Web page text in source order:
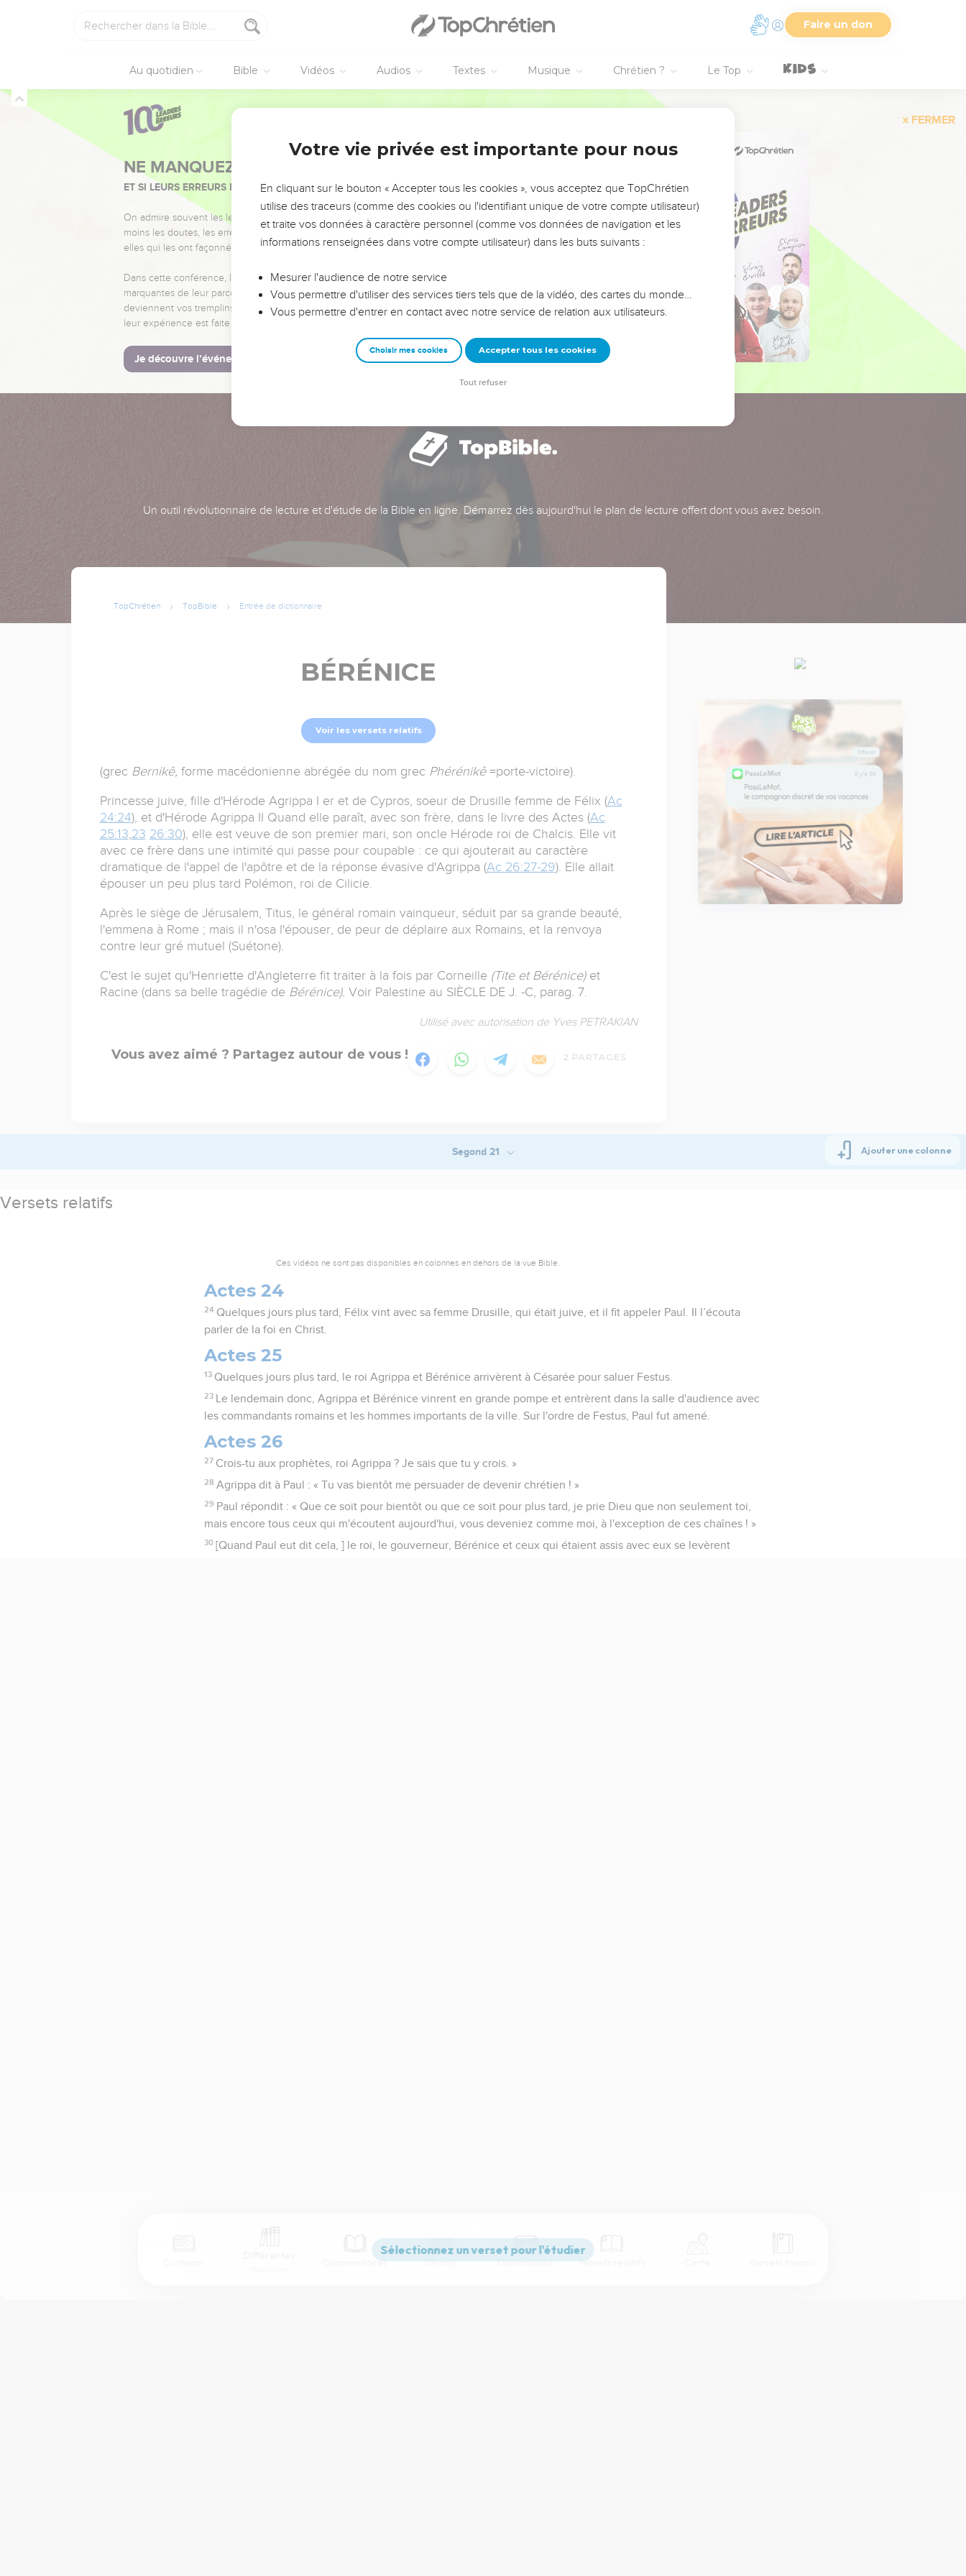
Faire un don
Au quotidien Bible Vidéos Audios Textes Musique Chrétien ? Le Top
FERMER
NE MANQUEZ PAS L’ÉVÉNEMENT DE L’ANNÉE !
ET SI LEURS ERREURS POUVAIENT VOUS ÉVITER LES VOTRES ?
On admire souvent les leaders pour leurs réussites, leur impact, leur foi ou leur vision. Mais on voit
moins les doutes, les erreurs et les saisons difficiles qu'ils ont traversés, alors même que ce sont
elles qui les ont façonnés.
Dans cette conférence, leaders, entrepreneurs, et responsables reviennent sur les erreurs
marquantes de leur parcours et les clés pour avancer avec plus de sagesse afin que leurs erreurs
deviennent vos tremplins. Que vous guidiez un ministère, une équipe, un groupe ou une famille,
leur expérience est faite pour vous.
Je découvre l’événement
Un outil révolutionnaire de lecture et d'étude de la Bible en ligne. Démarrez dès aujourd'hui le plan de lecture offert dont vous avez besoin.
TopChrétien TopBible Entrée de dictionnaire
BÉRÉNICE
Voir les versets relatifs
(grec Bernikê, forme macédonienne abrégée du nom grec Phérénikê =porte-victoire).
Princesse juive, fille d'Hérode Agrippa I er et de Cypros, soeur de Drusille femme de Félix (Ac
24:24), et d'Hérode Agrippa II Quand elle paraît, avec son frère, dans le livre des Actes (Ac
25:13 23 26:30), elle est veuve de son premier mari, son oncle Hérode roi de Chalcis. Elle vit
avec ce frère dans une intimité qui passe pour coupable : ce qui ajouterait au caractère
dramatique de l'appel de l'apôtre et de la réponse évasive d'Agrippa (Ac 26:27-29). Elle allait
épouser un peu plus tard Polémon, roi de Cilicie.
Après le siège de Jérusalem, Titus, le général romain vainqueur, séduit par sa grande beauté,
l'emmena à Rome ; mais il n'osa l'épouser, de peur de déplaire aux Romains, et la renvoya
contre leur gré mutuel (Suétone).
C'est le sujet qu'Henriette d'Angleterre fit traiter à la fois par Corneille (Tite et Bérénice) et
Racine (dans sa belle tragédie de Bérénice). Voir Palestine au SIÈCLE DE J. -C, parag. 7.
Utilisé avec autorisation de Yves PETRAKIAN
Vous avez aimé ? Partagez autour de vous ! 2 PARTAGES
Commentaires Strong Dictionnaire Versets relatifs
Segond 21
Versets relatifs
Ces vidéos ne sont pas disponibles en colonnes en dehors de la vue Bible.
Actes 24
24 Quelques jours plus tard, Félix vint avec sa femme Drusille, qui était juive, et il fit appeler Paul. Il l’écouta
parler de la foi en Christ.
Actes 25
13 Quelques jours plus tard, le roi Agrippa et Bérénice arrivèrent à Césarée pour saluer Festus.
23
Le lendemain donc, Agrippa et Bérénice vinrent en grande pompe et entrèrent dans la salle d'audience avec
les commandants romains et les hommes importants de la ville. Sur l'ordre de Festus, Paul fut amené.
Actes 26
27 Crois-tu aux prophètes, roi Agrippa ? Je sais que tu y crois. »
28 Agrippa dit à Paul : « Tu vas bientôt me persuader de devenir chrétien ! »
29 Paul répondit : « Que ce soit pour bientôt ou que ce soit pour plus tard, je prie Dieu que non seulement toi,
mais encore tous ceux qui m'écoutent aujourd'hui, vous deveniez comme moi, à l'exception de ces chaînes ! »
30 [Quand Paul eut dit cela, ] le roi, le gouverneur, Bérénice et ceux qui étaient assis avec eux se levèrent
Votre vie privée est importante pour nous
En cliquant sur le bouton « Accepter tous les cookies », vous acceptez que TopChrétien
utilise des traceurs (comme des cookies ou l'identifiant unique de votre compte utilisateur)
et traite vos données à caractère personnel (comme vos données de navigation et les
informations renseignées dans votre compte utilisateur) dans les buts suivants :
Mesurer l'audience de notre service
Vous permettre d'utiliser des services tiers tels que de la vidéo, des cartes du monde…
Vous permettre d'entrer en contact avec notre service de relation aux utilisateurs.
Choisir mes cookies Accepter tous les cookies
Tout refuser